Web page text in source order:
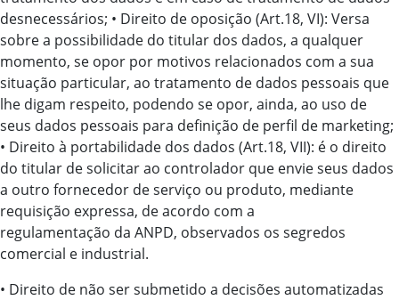
desnecessários; • Direito de oposição (Art.18, VI): Versa
sobre a possibilidade do titular dos dados, a qualquer
momento, se opor por motivos relacionados com a sua
situação particular, ao tratamento de dados pessoais que
lhe digam respeito, podendo se opor, ainda, ao uso de
seus dados pessoais para definição de perfil de marketing;
• Direito à portabilidade dos dados (Art.18, VII): é o direito
do titular de solicitar ao controlador que envie seus dados
a outro fornecedor de serviço ou produto, mediante
requisição expressa, de acordo com a
regulamentação da ANPD, observados os segredos
comercial e industrial.
• Direito de não ser submetido a decisões automatizadas